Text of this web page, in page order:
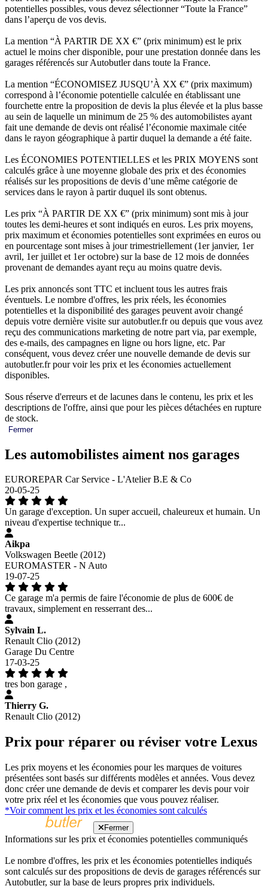
potentielles possibles, vous devez sélectionner “Toute la France”
dans l’aperçu de vos devis.
La mention “À PARTIR DE XX €” (prix minimum) est le prix
actuel le moins cher disponible, pour une prestation donnée dans les
garages référencés sur Autobutler dans toute la France.
La mention “ÉCONOMISEZ JUSQU’À XX €” (prix maximum)
correspond à l’économie potentielle calculée en établissant une
fourchette entre la proposition de devis la plus élevée et la plus basse
au sein de laquelle un minimum de 25 % des automobilistes ayant
fait une demande de devis ont réalisé l’économie maximale citée
dans le rayon géographique à partir duquel la demande a été faite.
Les ÉCONOMIES POTENTIELLES et les PRIX MOYENS sont
calculés grâce à une moyenne globale des prix et des économies
réalisés sur les propositions de devis d’une même catégorie de
services dans le rayon à partir duquel ils sont obtenus.
Les prix “À PARTIR DE XX €” (prix minimum) sont mis à jour
toutes les demi-heures et sont indiqués en euros. Les prix moyens,
prix maximum et économies potentielles sont exprimées en euros ou
en pourcentage sont mises à jour trimestriellement (1er janvier, 1er
avril, 1er juillet et 1er octobre) sur la base de 12 mois de données
provenant de demandes ayant reçu au moins quatre devis.
Les prix annoncés sont TTC et incluent tous les autres frais
éventuels. Le nombre d'offres, les prix réels, les économies
potentielles et la disponibilité des garages peuvent avoir changé
depuis votre dernière visite sur autobutler.fr ou depuis que vous avez
reçu des communications marketing de notre part via, par exemple,
des e-mails, des campagnes en ligne ou hors ligne, etc. Par
conséquent, vous devez créer une nouvelle demande de devis sur
autobutler.fr pour voir les prix et les économies actuellement
disponibles.
Sous réserve d'erreurs et de lacunes dans le contenu, les prix et les
descriptions de l'offre, ainsi que pour les pièces détachées en rupture
de stock.
Fermer
Les automobilistes aiment nos garages
EUROREPAR Car Service - L'Atelier B.E & Co
20-05-25
Un garage d'exception. Un super accueil, chaleureux et humain. Un
niveau d'expertise technique tr...
Aikpa
Volkswagen Beetle (2012)
EUROMASTER - N Auto
19-07-25
Ce garage m'a permis de faire l'économie de plus de 600€ de
travaux, simplement en resserrant des...
Sylvain L.
Renault Clio (2012)
Garage Du Centre
17-03-25
tres bon garage ,
Thierry G.
Renault Clio (2012)
Prix pour réparer ou réviser votre Lexus
Les prix moyens et les économies pour les marques de voitures
présentées sont basés sur différents modèles et années. Vous devez
donc créer une demande de devis et comparer les devis pour voir
votre prix réel et les économies que vous pouvez réaliser.
*Voir comment les prix et les économies sont calculés
Fermer
Informations sur les prix et économies potentielles communiqués
Le nombre d'offres, les prix et les économies potentielles indiqués
sont calculés sur des propositions de devis de garages référencés sur
Autobutler, sur la base de leurs propres prix individuels.